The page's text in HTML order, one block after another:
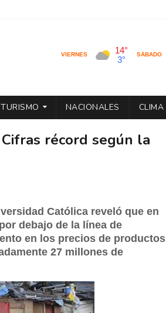
TURISMO NACIONALES CLIMA
récord según la
Católica reveló que en
debajo de la línea de
en los precios de productos
27 millones de